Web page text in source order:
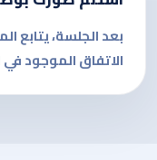
بعد الجلسة، يتابع
الاتفاق الموجود في